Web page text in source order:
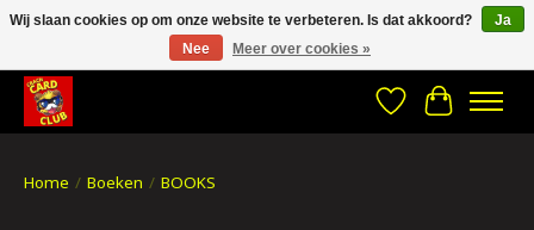
CRACH CARD CLUB , The best place to Geek out!
Verlanglijst
Home / Boeken / BOOKS
Wij slaan cookies op om onze website te verbeteren. Is dat akkoord?
Ja
Nee
Meer over cookies »